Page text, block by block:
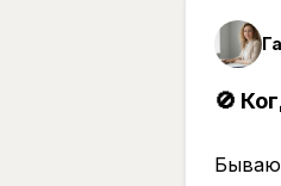
📌Что
🚫